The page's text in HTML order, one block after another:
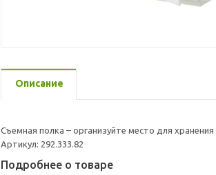
Описание
Съемная полка – организуйте место для
Артикул: 292.333.82
Подробнее о товаре